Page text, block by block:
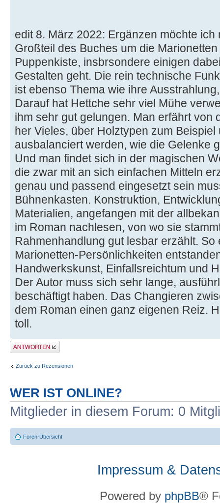
edit 8. März 2022: Ergänzen möchte
Großteil des Buches um die
Puppenkiste, insbrsondere einigen
Gestalten geht. Die rein technische
ist ebenso Thema wie ihre
Darauf hat Hettche sehr viel Mühe
ihm sehr gut gelungen. Man erfährt von
her Vieles, über Holztypen zum
ausbalanciert werden, wie die Gelenke
Und man findet sich in der magischen
die zwar mit an sich einfachen Mitteln
genau und passend eingesetzt sein
Bühnenkasten. Konstruktion,
Materialien, angefangen mit der
im Roman nachlesen, von wo sie
Rahmenhandlung gut lesbar erzählt.
Marionetten-Persönlichkeiten
Handwerkskunst, Einfallsreichtum und
Der Autor muss sich sehr lange,
beschäftigt haben. Das Changieren
dem Roman einen ganz eigenen Reiz.
toll.
Antwort erstellen
Zurück zu Rezensionen
WER IST ONLINE?
Mitglieder in diesem Forum: 0
Foren-Übersicht
Impressum &
Powered by phpBB®